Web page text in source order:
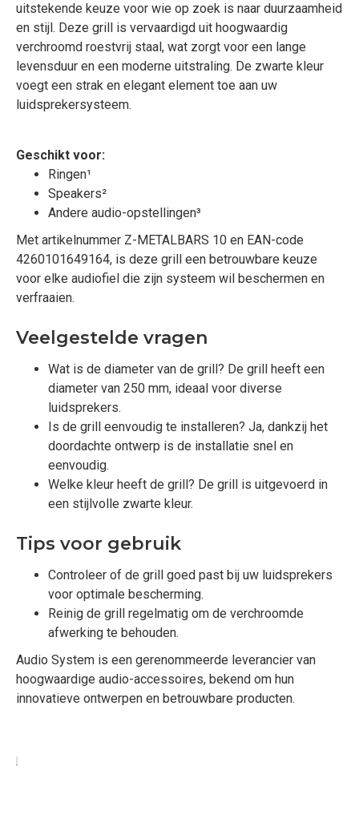
uitstekende keuze voor wie op zoek is naar duurzaamheid
en stijl. Deze grill is vervaardigd uit hoogwaardig
verchroomd roestvrij staal, wat zorgt voor een lange
levensduur en een moderne uitstraling. De zwarte kleur
voegt een strak en elegant element toe aan uw
luidsprekersysteem.
Geschikt voor:
Ringen¹
Speakers²
Andere audio-opstellingen³
Met artikelnummer Z-METALBARS 10 en EAN-code
4260101649164, is deze grill een betrouwbare keuze
voor elke audiofiel die zijn systeem wil beschermen en
verfraaien.
Veelgestelde vragen
Wat is de diameter van de grill? De grill heeft een
diameter van 250 mm, ideaal voor diverse
luidsprekers.
Is de grill eenvoudig te installeren? Ja, dankzij het
doordachte ontwerp is de installatie snel en
eenvoudig.
Welke kleur heeft de grill? De grill is uitgevoerd in
een stijlvolle zwarte kleur.
Tips voor gebruik
Controleer of de grill goed past bij uw luidsprekers
voor optimale bescherming.
Reinig de grill regelmatig om de verchroomde
afwerking te behouden.
Audio System is een gerenommeerde leverancier van
hoogwaardige audio-accessoires, bekend om hun
innovatieve ontwerpen en betrouwbare producten.